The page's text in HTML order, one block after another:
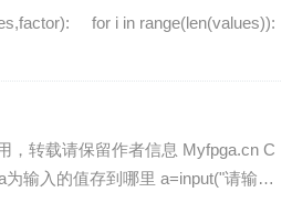
for i in range(len(values)):
，转载请保留作者信息 Myfpga.cn C
输入的值存到哪里 a=input("请输入